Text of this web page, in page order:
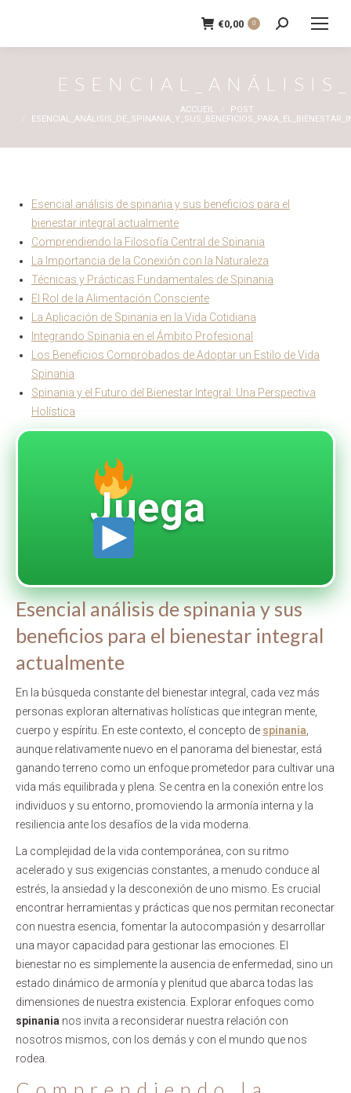
€0,00 0
Recherche
:
ACCUEIL
POST
Esencial análisis de spinania y sus beneficios para el
bienestar integral actualmente
Comprendiendo la Filosofía Central de Spinania
La Importancia de la Conexión con la Naturaleza
Técnicas y Prácticas Fundamentales de Spinania
El Rol de la Alimentación Consciente
La Aplicación de Spinania en la Vida Cotidiana
Integrando Spinania en el Ámbito Profesional
Los Beneficios Comprobados de Adoptar un Estilo de Vida
Spinania
Spinania y el Futuro del Bienestar Integral: Una Perspectiva
Holística
Juega
Esencial análisis de spinania y sus
beneficios para el bienestar integral
actualmente
En la búsqueda constante del bienestar integral, cada vez más
personas exploran alternativas holísticas que integran mente,
cuerpo y espíritu. En este contexto, el concepto de spinania
aunque relativamente nuevo en el panorama del bienestar, está
ganando terreno como un enfoque prometedor para cultivar una
vida más equilibrada y plena. Se centra en la conexión entre los
individuos y su entorno, promoviendo la armonía interna y la
resiliencia ante los desafíos de la vida moderna.
La complejidad de la vida contemporánea, con su ritmo
acelerado y sus exigencias constantes, a menudo conduce al
estrés, la ansiedad y la desconexión de uno mismo. Es crucial
encontrar herramientas y prácticas que nos permitan reconectar
con nuestra esencia, fomentar la autocompasión y desarrollar
una mayor capacidad para gestionar las emociones. El
bienestar no es simplemente la ausencia de enfermedad, sino un
estado dinámico de armonía y plenitud que abarca todas las
dimensiones de nuestra existencia. Explorar enfoques como
spinania nos invita a reconsiderar nuestra relación con
nosotros mismos, con los demás y con el mundo que nos
rodea.